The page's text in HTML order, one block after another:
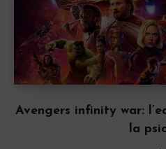
Avengers infinity war:
la